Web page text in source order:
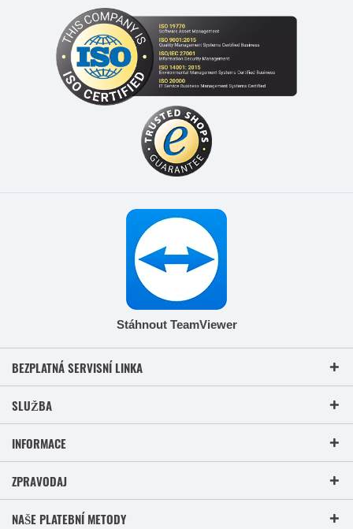
Stáhnout TeamViewer
BEZPLATNÁ SERVISNÍ LINKA
SLUŽBA
INFORMACE
ZPRAVODAJ
NAŠE PLATEBNÍ METODY